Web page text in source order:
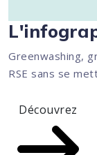
Greenwashing,
RSE sans se
Découvrez